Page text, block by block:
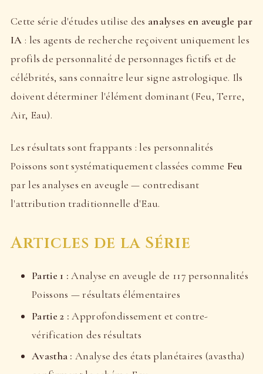
Cette série d'études utilise des analyses en aveugle par
IA : les agents de recherche reçoivent uniquement les
profils de personnalité de personnages fictifs et de
célébrités, sans connaître leur signe astrologique. Ils
doivent déterminer l'élément dominant (Feu, Terre,
Air, Eau).
Les résultats sont frappants : les personnalités
Poissons sont systématiquement classées comme Feu
par les analyses en aveugle — contredisant
l'attribution traditionnelle d'Eau.
Articles de la Série
Partie 1 : Analyse en aveugle de 117 personnalités
Poissons — résultats élémentaires
Partie 2 : Approfondissement et contre-
vérification des résultats
Avastha : Analyse des états planétaires (avastha)